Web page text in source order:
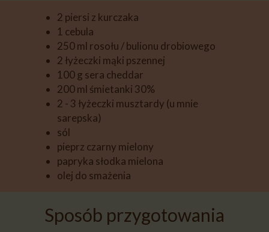
2 piersi z kurczaka
1 cebula
250 ml rosołu / bulionu drobiowego
2 łyżeczki mąki pszennej
100 g sera cheddar
200 ml śmietanki 30%
2 - 3 łyżeczki musztardy (u mnie
sarepska)
sól
pieprz czarny mielony
papryka słodka mielona
olej do smażenia
Sposób przygotowania